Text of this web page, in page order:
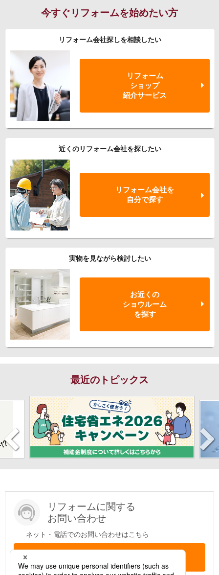
今すぐリフォームを始めたい方
リフォーム会社探しを相談したい
リフォーム
ショップ
紹介サービス
近くのリフォーム会社を探したい
リフォーム会社を
自分で探す
実物を見ながら検討したい
お近くの
ショウルーム
を探す
最近のトピックス
リフォームに関する
お問い合わせ
ネット・電話でのお問い合わせはこちら